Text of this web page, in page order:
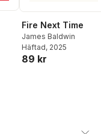
Fire Next Time
James Baldwin
Häftad, 2025
89 kr